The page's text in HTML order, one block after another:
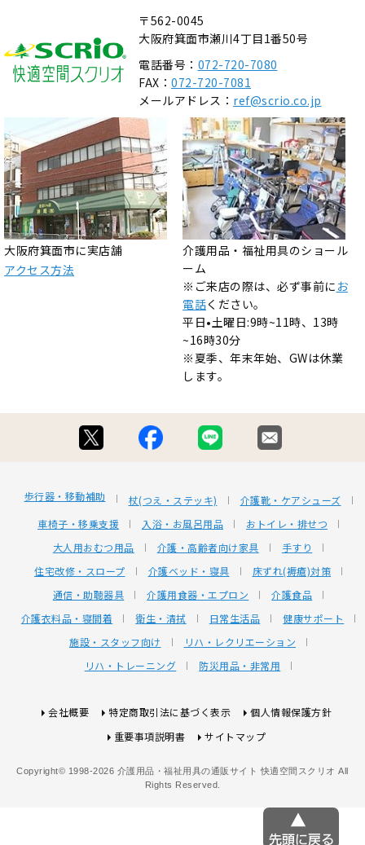
〒562-0045
大阪府箕面市瀬川4丁目1番50号
電話番号： 072-720-7080
FAX： 072-720-7081
メールアドレス： ref@scrio.co.jp
大阪府箕面市に実店舗
アクセス方法
介護用品・福祉用具のショール
ーム
※ご来店の際は、必ず事前に お
電話ください。
平日•土曜日:9時~11時、13時
~16時30分
※夏季、年末年始、GWは休業
します。
歩行器・移動補助 杖(つえ・ステッキ)
介護靴・ケアシューズ
車椅子・移乗支援
入浴・お風呂用品
おトイレ・排せつ
大人用おむつ用品
介護・高齢者向け家具
手すり
住宅改修・スロープ
介護ベッド・寝具
床ずれ(褥瘡)対策
通信・助聴器具
介護用食器・エプロン
介護食品
介護衣料品・寝間着
衛生・清拭 日常生活品
健康サポート
施設・スタッフ向け
リハ・レクリエーション
リハ・トレーニング
防災用品・非常用
会社概要 特定商取引法に基づく表示
個人情報保護方針
重要事項説明書
サイトマップ
Copyright© 1998-2026 介護用品・福祉用具の通販サイト 快適空間スクリオ All
Rights Reserved.